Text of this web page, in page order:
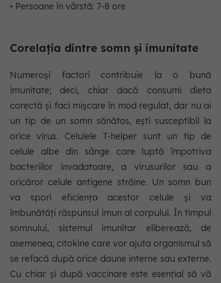
• Persoane în vârstă: 7-8 ore
Corelația dintre somn și imunitate
Numeroși factori contribuie la o bună
imunitate; deci, chiar dacă consumi dieta
corectă și faci mișcare în mod regulat, dar nu ai
un tip de un somn sănătos, ești susceptibil la
orice virus. Celulele T-helper sunt un tip de
celule albe din sânge care luptă împotriva
bacteriilor invadatoare, a virusurilor sau a
oricăror celule antigene străine. Un somn bun
va spori eficiența acestor celule și va
îmbunătăți răspunsul imun al corpului. În timpul
somnului, sistemul imunitar eliberează, de
asemenea, citokine care vor ajuta organismul să
se refacă după orice daune interne sau externe.
Cu chiar și după vaccinare este esențial să vă